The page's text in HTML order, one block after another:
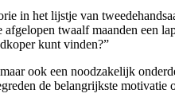
in het lijstje van
twaalf maanden een
kunt vinden?”
ook een noodzakelijk
de belangrijkste motivatie